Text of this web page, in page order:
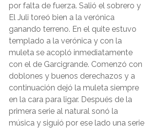
por falta de fuerza. Salió el sobrero y
El Juli toreó bien a la verónica
ganando terreno. En el quite estuvo
templado a la verónica y con la
muleta se acopló inmediatamente
con el de Garcigrande. Comenzó con
doblones y buenos derechazos y a
continuación dejó la muleta siempre
en la cara para ligar. Después de la
primera serie al natural sonó la
música y siguió por ese lado una serie